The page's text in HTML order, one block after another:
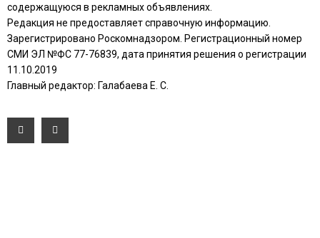
содержащуюся в рекламных объявлениях.
Редакция не предоставляет справочную информацию.
Зарегистрировано Роскомнадзором. Регистрационный номер
СМИ ЭЛ №ФС 77-76839, дата принятия решения о регистрации
11.10.2019
Главный редактор: Галабаева Е. С.